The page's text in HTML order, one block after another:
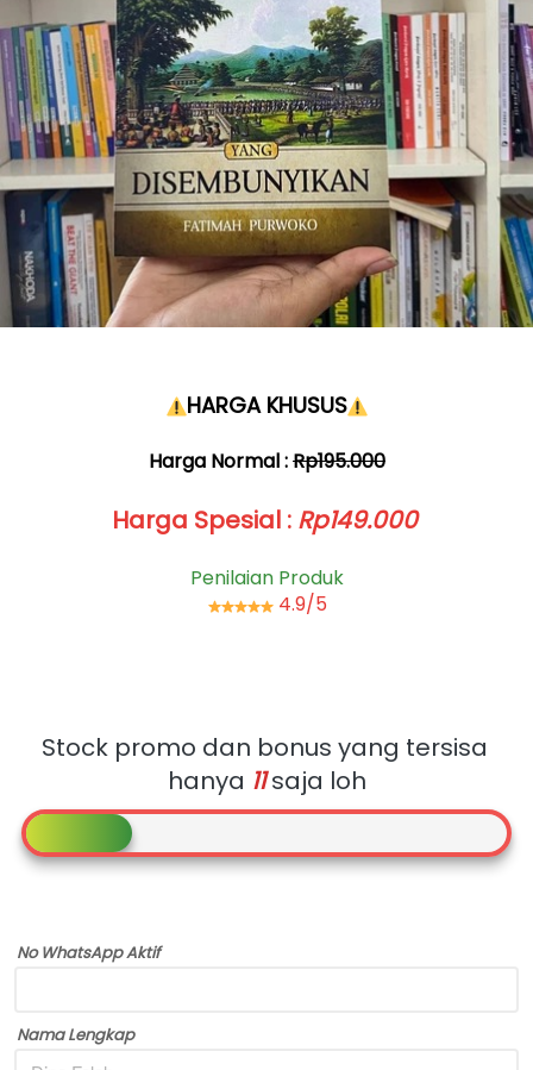
HARGA KHUSUS
Harga Normal : Rp195.000
Harga Spesial : Rp149.000
Penilaian Produk
4.9/5
Stock promo dan bonus yang tersisa
hanya 11 saja loh
No WhatsApp Aktif
Nama Lengkap